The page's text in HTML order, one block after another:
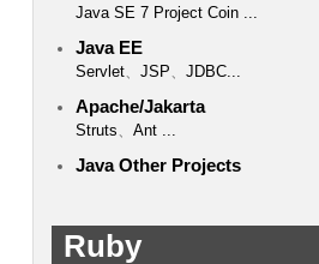
Java SE 7 Project Coin ...
Java EE
Servlet、 JSP、 JDBC...
Apache/Jakarta
Struts、 Ant ...
Java Other Projects
Ruby